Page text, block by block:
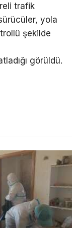
trafik
yola
şekilde
görüldü.